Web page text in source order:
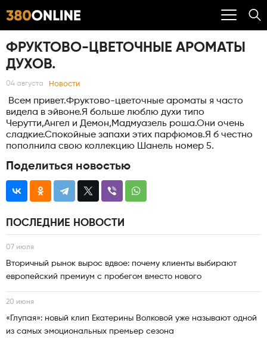
ФРУКТОВО-ЦВЕТОЧНЫЕ АРОМАТЫ
ДУХОВ.
04 августа Новости
Всем привет.Фруктово-цветочные ароматы я часто
видела в эйвоне.Я больше люблю духи типо
Черутти,Ангел и Демон,Мадмуазель роша.Они очень
сладкие.Спокойные запахи этих парфюмов.Я б честно
пополнила свою коллекцию Шанель номер 5.
Поделиться новостью
ПОСЛЕДНИЕ НОВОСТИ
07 июля
Вторичный рынок вырос вдвое: почему клиенты выбирают
европейский премиум с пробегом вместо нового
20 июня
«Глупая»: новый клип Екатерины Волковой уже называют одной
из самых эмоциональных премьер сезона